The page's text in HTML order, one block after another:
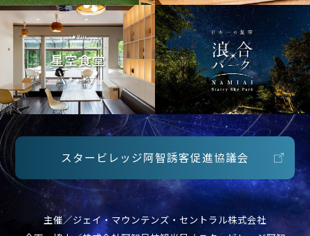
スタービレッジ阿智誘客促進協議会
主催／ジェイ・マウンテンズ・セントラル株式会社